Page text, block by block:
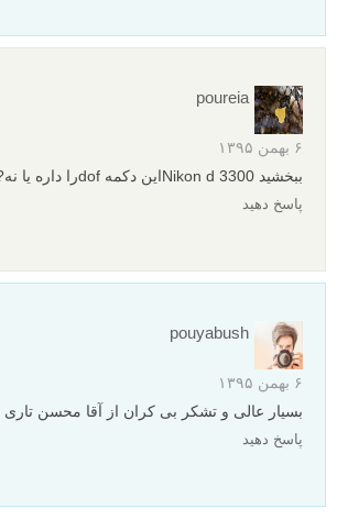
poureia
۶ بهمن ۱۳۹۵
ببخشید Nikon d 3300این دکمه dofرا داره یا نه?????
پاسخ دهید
pouyabush
۶ بهمن ۱۳۹۵
بسیار عالی و تشکر بی کران از آقا محسن تاری
پاسخ دهید